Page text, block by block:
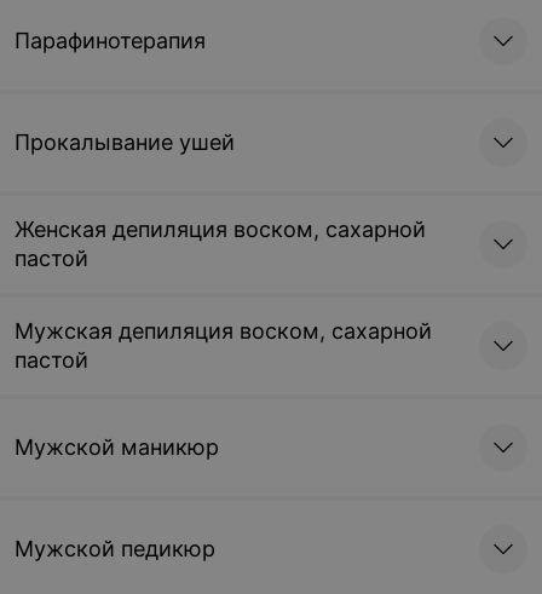
Парафинотерапия
Прокалывание ушей
Женская депиляция воском, сахарной
пастой
Мужская депиляция воском, сахарной
пастой
Мужской маникюр
Мужской педикюр